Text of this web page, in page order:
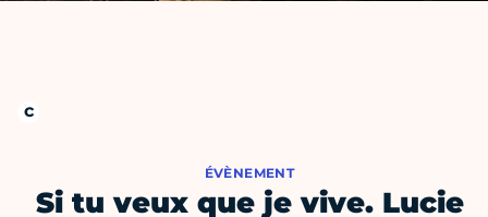
ÉVÈNEMENT
Si tu veux que je vive. Lucie